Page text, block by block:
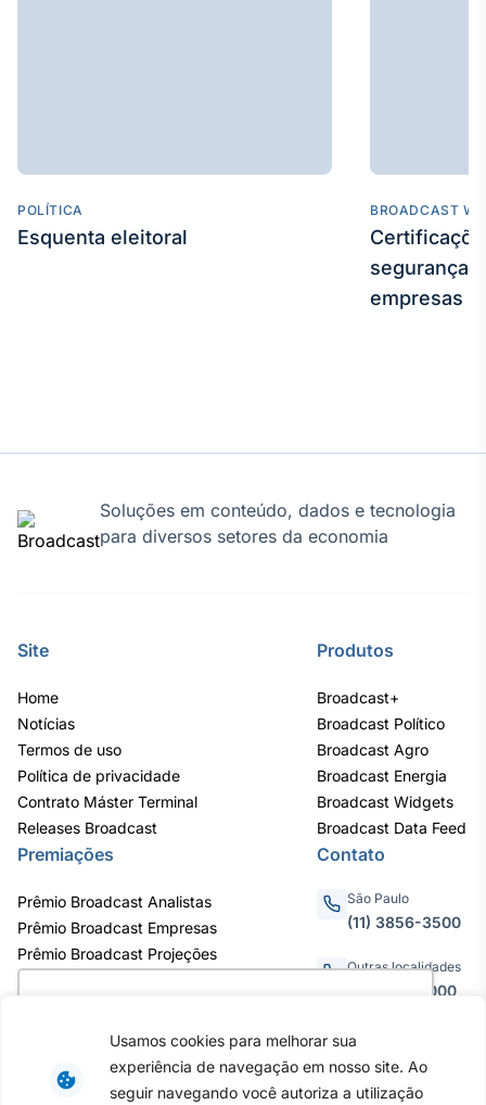
como você interage em nosso site e
personalizar conteúdo. Ao utilizar este site, você
Usamos cookies para melhorar sua
experiência de navegação em nosso site. Ao
seguir navegando você autoriza a utilização
POLÍTICA
Esquenta eleitoral
BROADCAST
segurança
empresas
Soluções em conteúdo, dados e tecnologia
para diversos setores da economia
Site
Home
Notícias
Termos de uso
Política de privacidade
Contrato Máster Terminal
Releases Broadcast
Produtos
Broadcast+
Broadcast Político
Broadcast Agro
Broadcast Energia
Broadcast Widgets
Broadcast Data Feed
Premiações
Prêmio Broadcast Analistas
Prêmio Broadcast Empresas
Prêmio Broadcast Projeções
Contato
São Paulo
(11) 3856-3500
Outras localidades
0800.011.3000
Av. Eng. Caetano Álvares, 55 - 3º e